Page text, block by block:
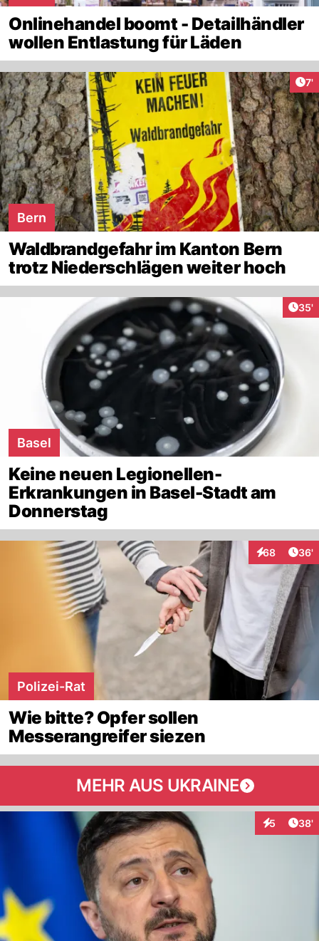
Onlinehandel boomt - Detailhändler
wollen Entlastung für Läden
7'
Bern
Waldbrandgefahr im Kanton Bern
trotz Niederschlägen weiter hoch
35'
Basel
Keine neuen Legionellen-
Erkrankungen in Basel-Stadt am
Donnerstag
68
Interaktionen
36'
Polizei-Rat
Wie bitte? Opfer sollen
Messerangreifer siezen
MEHR AUS UKRAINE
5 38'